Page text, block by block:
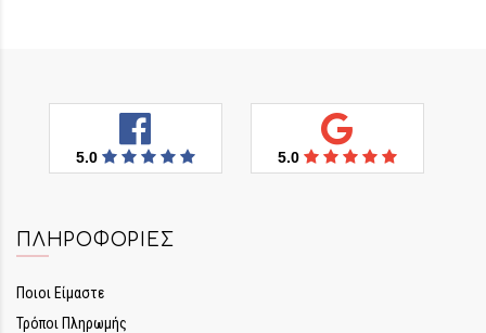
5.0 5.0
ΠΛΗΡΟΦΟΡΊΕΣ
Ποιοι Είμαστε
Τρόποι Πληρωμής